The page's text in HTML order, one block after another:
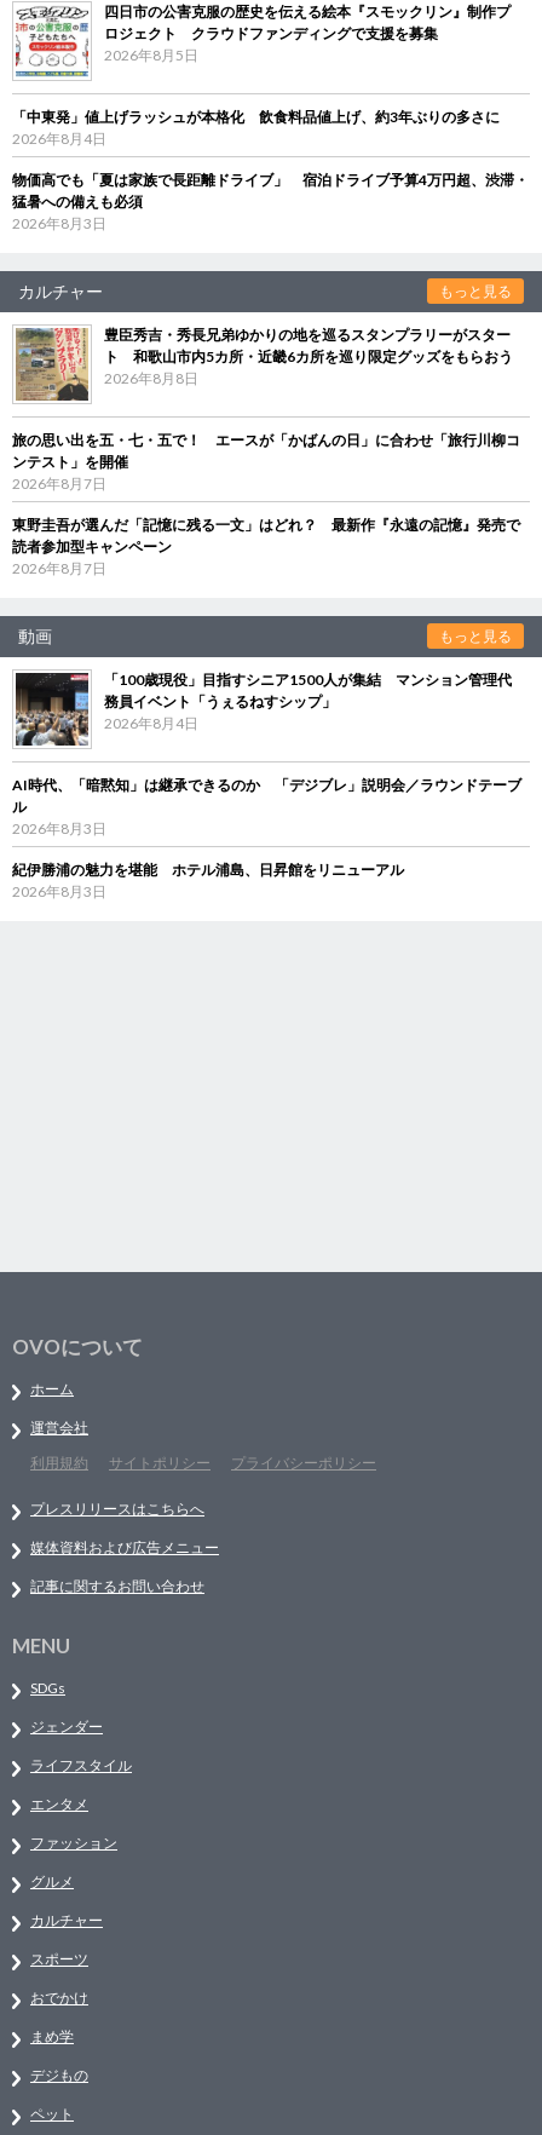
四日市の公害克服の歴史を伝える絵本『スモックリン』制作プ
ロジェクト クラウドファンディングで支援を募集
2026年8月5日
「中東発」値上げラッシュが本格化 飲食料品値上げ、約3年ぶりの多さに
2026年8月4日
物価高でも「夏は家族で長距離ドライブ」 宿泊ドライブ予算4万円超、渋滞・
猛暑への備えも必須
2026年8月3日
カルチャー もっと見る
豊臣秀吉・秀長兄弟ゆかりの地を巡るスタンプラリーがスター
ト 和歌山市内5カ所・近畿6カ所を巡り限定グッズをもらおう
2026年8月8日
旅の思い出を五・七・五で！ エースが「かばんの日」に合わせ「旅行川柳コ
ンテスト」を開催
2026年8月7日
東野圭吾が選んだ「記憶に残る一文」はどれ？ 最新作『永遠の記憶』発売で
読者参加型キャンペーン
2026年8月7日
動画 もっと見る
「100歳現役」目指すシニア1500人が集結 マンション管理代
務員イベント「うぇるねすシップ」
2026年8月4日
AI時代、「暗黙知」は継承できるのか 「デジブレ」説明会／ラウンドテーブ
ル
2026年8月3日
紀伊勝浦の魅力を堪能 ホテル浦島、日昇館をリニューアル
2026年8月3日
OVOについて
ホーム
運営会社
利用規約
サイトポリシー プライバシーポリシー
プレスリリースはこちらへ
媒体資料および広告メニュー
記事に関するお問い合わせ
MENU
SDGs
ジェンダー
ライフスタイル
エンタメ
ファッション
グルメ
カルチャー
スポーツ
おでかけ
まめ学
デジもの
ペット